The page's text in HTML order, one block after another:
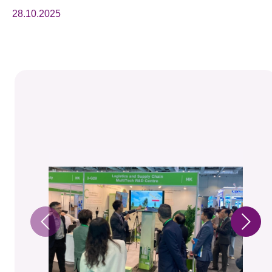
28.10.2025